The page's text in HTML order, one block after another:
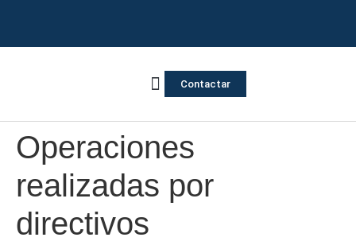
Contactar
Operaciones
realizadas por
directivos